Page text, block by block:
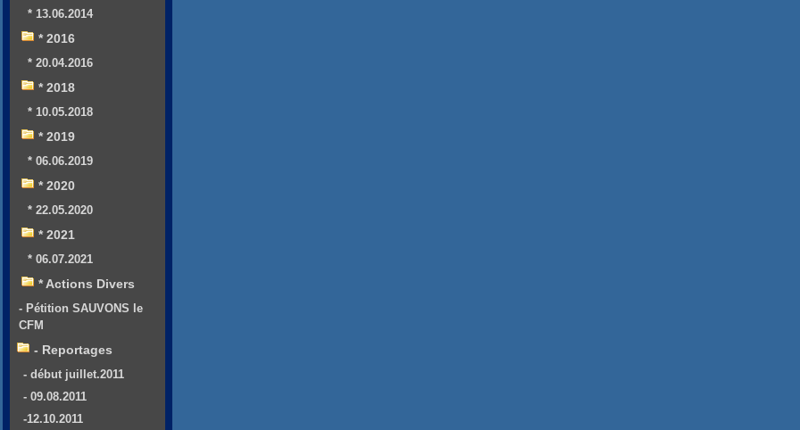
* 13.06.2014
* 2016
* 20.04.2016
* 2018
* 10.05.2018
* 2019
* 06.06.2019
* 2020
* 22.05.2020
* 2021
* 06.07.2021
* Actions Divers
- Pétition SAUVONS le
CFM
- Reportages
- début juillet.2011
- 09.08.2011
-12.10.2011